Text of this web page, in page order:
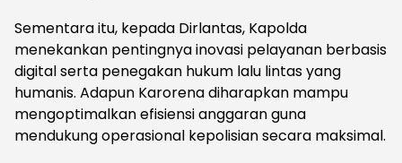
Sementara itu, kepada Dirlantas, Kapolda
menekankan pentingnya inovasi pelayanan berbasis
digital serta penegakan hukum lalu lintas yang
humanis. Adapun Karorena diharapkan mampu
mengoptimalkan efisiensi anggaran guna
mendukung operasional kepolisian secara maksimal.